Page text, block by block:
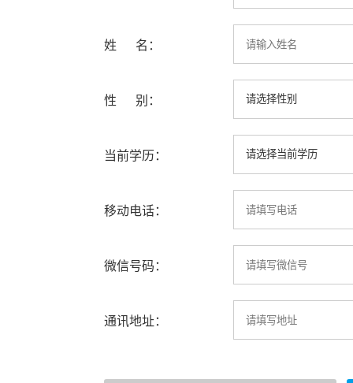
姓 名：
性 别：
当前学历：
移动电话：
微信号码：
通讯地址：